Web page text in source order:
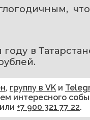
году в
, группу в VK и
интересного
или +7 900 321 77 22.